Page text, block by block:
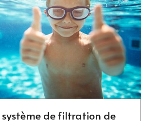
système de filtration de